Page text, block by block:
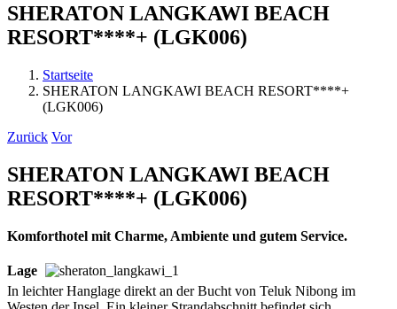
SHERATON LANGKAWI BEACH
RESORT****+ (LGK006)
Startseite
SHERATON LANGKAWI BEACH RESORT****+
(LGK006)
Zurück Vor
SHERATON LANGKAWI BEACH
RESORT****+ (LGK006)
Komforthotel mit Charme, Ambiente und gutem Service.
Lage
In leichter Hanglage direkt an der Bucht von Teluk Nibong im